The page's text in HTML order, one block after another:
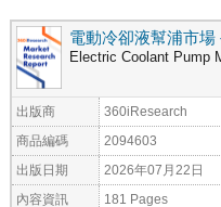
電動冷卻液幫浦市場
Electric Coolant Pump
出版商 360iResearch
商品編碼 2094603
出版日期 2026年07月22日
內容資訊 181 Pages